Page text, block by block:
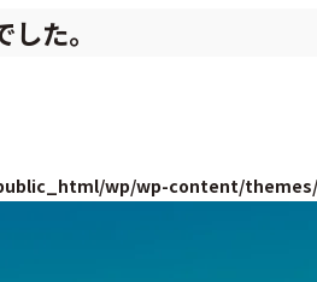
た。
wp/wp-content/